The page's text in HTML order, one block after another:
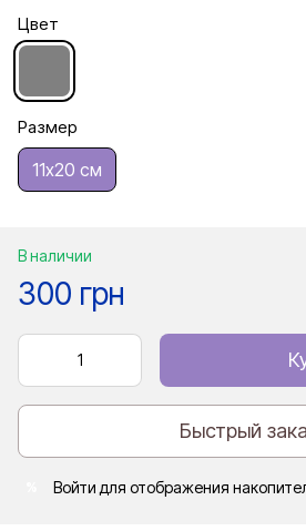
Цвет
Размер
11х20 см
В наличии
300 грн
Быстрый
Войти для отображения